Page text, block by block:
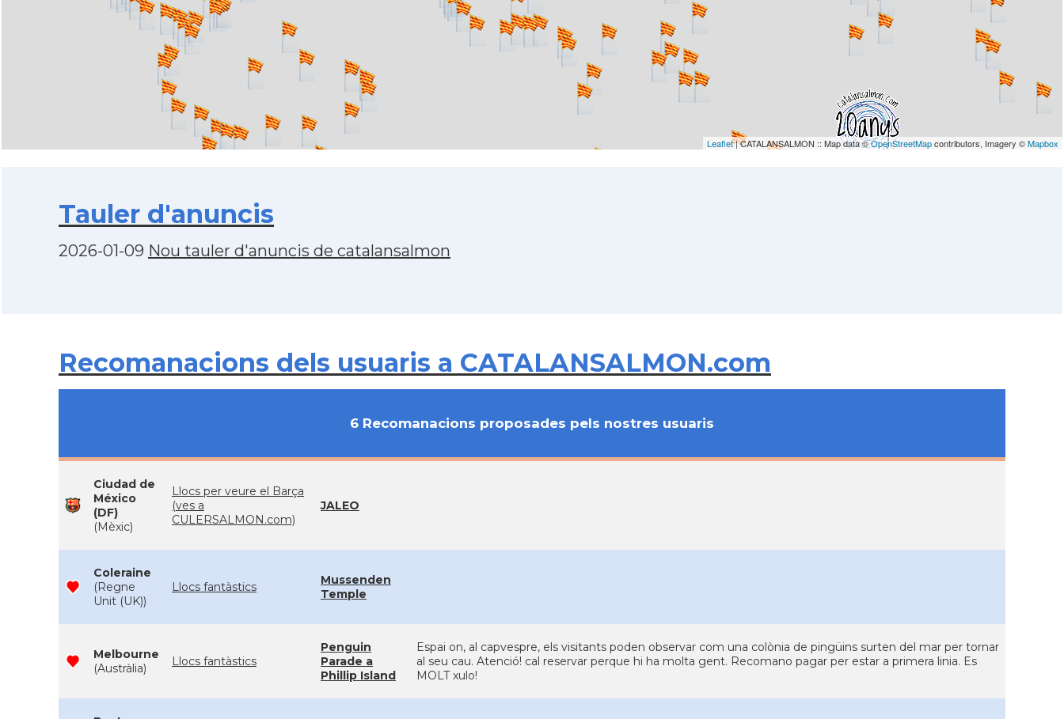
Leaflet| CATALANSALMON :: Map data ©OpenStreetMapcontributors, Imagery ©Mapbox
Tauler d'anuncis
2026-01-09 Nou tauler d'anuncis de catalansalmon
Recomanacions dels usuaris a CATALANSALMON.com
6 Recomanacions proposades pels nostres usuaris
Ciudad de
México
(DF)
(Mèxic)
Llocs per veure el Barça
(ves a
CULERSALMON.com)
JALEO
Coleraine
(Regne
Unit (UK))
Llocs fantàstics
Mussenden
Temple
Melbourne
(Austràlia)
Llocs fantàstics
Penguin
Parade a
Phillip Island
Espai on, al capvespre, els visitants poden observar com una colònia de pingüins surten del mar per tornar
al seu cau. Atenció! cal reservar perque hi ha molta gent. Recomano pagar per estar a primera linia. Es
MOLT xulo!